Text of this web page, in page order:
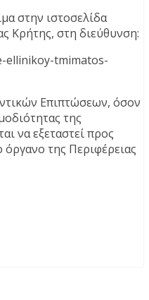
στην ιστοσελίδα
Κρήτης, στη διεύθυνση:
ellinikoy-tmimatos-
Επιπτώσεων, όσον
της
να εξεταστεί προς
της Περιφέρειας